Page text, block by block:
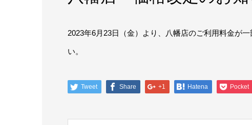
2023年6月23日（金）より、八幡店のご利用料金が
い。
Tweet Share +1 Hatena Pocket